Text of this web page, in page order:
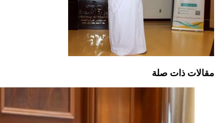
مقالات ذات صلة